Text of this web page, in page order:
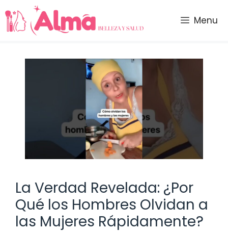
Saltar
al
contenido
Menu
La Verdad Revelada: ¿Por
Qué los Hombres Olvidan a
las Mujeres Rápidamente?